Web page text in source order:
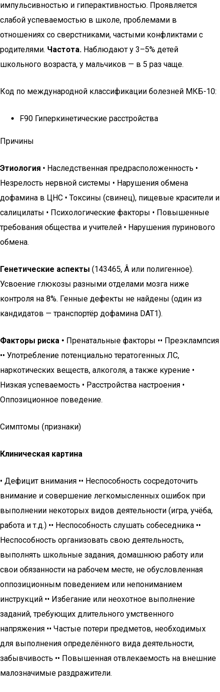
импульсивностью и гиперактивностью. Проявляется
слабой успеваемостью в школе, проблемами в
отношениях со сверстниками, частыми конфликтами с
родителями. Частота. Наблюдают у 3–5% детей
школьного возраста, у мальчиков — в 5 раз чаще.
Код по международной классификации болезней МКБ-10:
F90 Гиперкинетические расстройства
Причины
Этиология • Наследственная предрасположенность •
Незрелость нервной системы • Нарушения обмена
дофамина в ЦНС • Токсины (свинец), пищевые красители и
салицилаты • Психологические факторы • Повышенные
требования общества и учителей • Нарушения пуринового
обмена.
Генетические аспекты (143465, Â или полигенное).
Усвоение глюкозы разными отделами мозга ниже
контроля на 8%. Генные дефекты не найдены (один из
кандидатов — транспортёр дофамина DAT1).
Факторы риска • Пренатальные факторы •• Преэклампсия
•• Употребление потенциально тератогенных ЛС,
наркотических веществ, алкоголя, а также курение •
Низкая успеваемость • Расстройства настроения •
Оппозиционное поведение.
Симптомы (признаки)
Клиническая картина
• Дефицит внимания •• Неспособность сосредоточить
внимание и совершение легкомысленных ошибок при
выполнении некоторых видов деятельности (игра, учёба,
работа и т.д.) •• Неспособность слушать собеседника ••
Неспособность организовать свою деятельность,
выполнять школьные задания, домашнюю работу или
свои обязанности на рабочем месте, не обусловленная
оппозиционным поведением или непониманием
инструкций •• Избегание или неохотное выполнение
заданий, требующих длительного умственного
напряжения •• Частые потери предметов, необходимых
для выполнения определённого вида деятельности,
забывчивость •• Повышенная отвлекаемость на внешние
малозначимые раздражители.